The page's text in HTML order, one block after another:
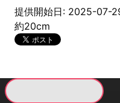
提供開始日: 2025-07-
約20cm